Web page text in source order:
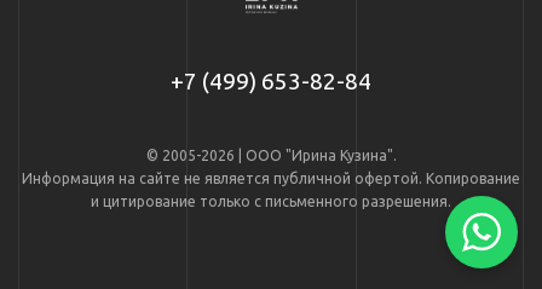
+7 (499) 653-82-84
© 2005-2026 | ООО "Ирина Кузина".
Информация на сайте не является публичной офертой. Копирование
и цитирование только с письменного разрешения.